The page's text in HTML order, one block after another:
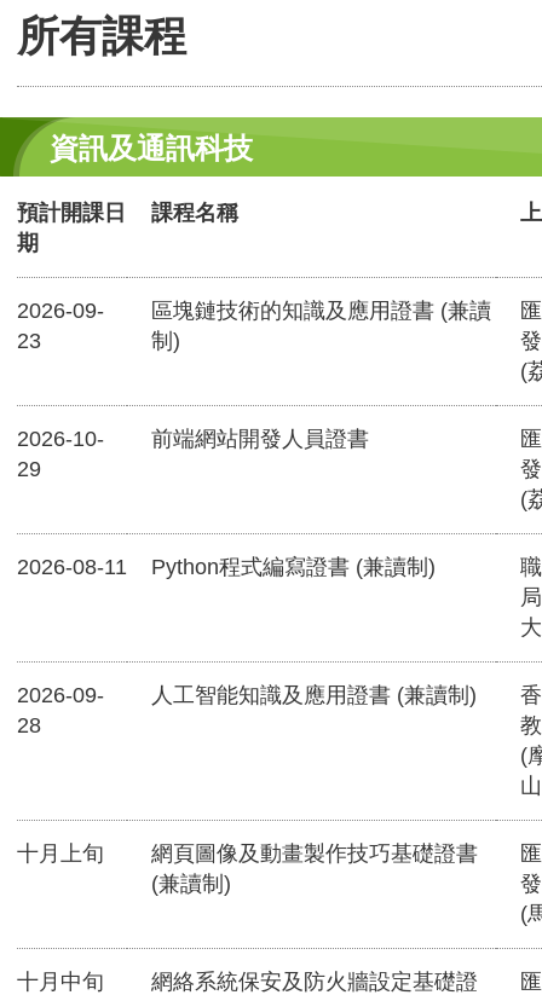
所有課程
資訊及通訊科技
預計開課日
期
課程名稱
2026-09-
23
區塊鏈技術的知識及應用證書 (兼讀
制)
(
2026-10-
29
前端網站開發人員證書
(
2026-08-11 Python程式編寫證書 (兼讀制)
2026-09-
28
人工智能知識及應用證書 (兼讀制)
(
十月上旬
網頁圖像及動畫製作技巧基礎證書
(兼讀制)
(
十月中旬
網絡系統保安及防火牆設定基礎證